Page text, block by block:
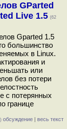
GParted
Live 1.5 (62
Gparted 1.5
большинство
в Linux.
и
или
без потери
с потерянных
границе
обсуждение | весь текст